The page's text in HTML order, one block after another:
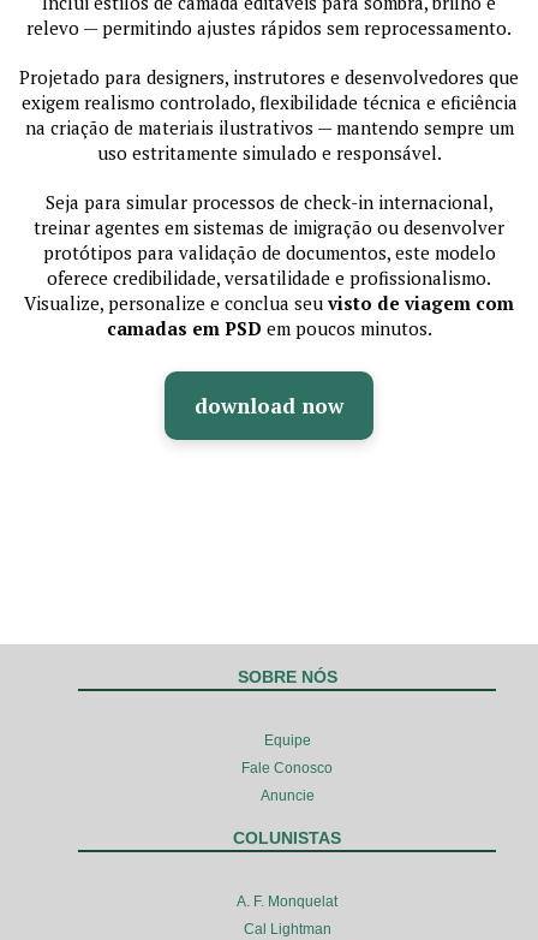
relevo — permitindo ajustes rápidos sem reprocessamento.
Projetado para designers, instrutores e desenvolvedores que
exigem realismo controlado, flexibilidade técnica e eficiência
na criação de materiais ilustrativos — mantendo sempre um
uso estritamente simulado e responsável.
Seja para simular processos de check-in internacional,
treinar agentes em sistemas de imigração ou desenvolver
protótipos para validação de documentos, este modelo
oferece credibilidade, versatilidade e profissionalismo.
Visualize, personalize e conclua seuvisto de viagem com
camadas em PSD em poucos minutos.
download now
SOBRE NÓS
Equipe
Fale Conosco
Anuncie
COLUNISTAS
A. F. Monquelat
Cal Lightman